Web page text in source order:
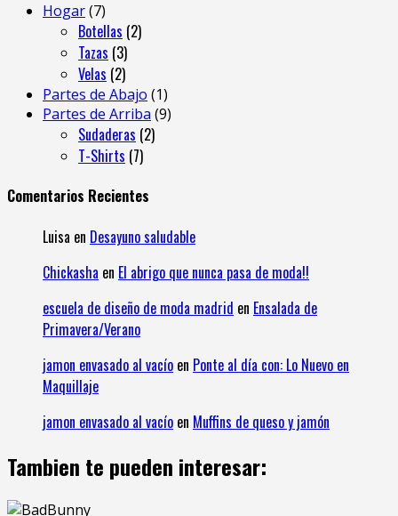
Hogar 7
Botellas 2
Tazas 3
Velas 2
Partes de Abajo 1
Partes de Arriba 9
Sudaderas 2
T-Shirts 7
Comentarios Recientes
Luisa en Desayuno saludable
Chickasha en El abrigo que nunca pasa de moda!!
escuela de diseño de moda madrid en Ensalada de
Primavera/Verano
jamon envasado al vacío en Ponte al día con: Lo Nuevo en
Maquillaje
jamon envasado al vacío en Muffins de queso y jamón
Tambien te pueden interesar: